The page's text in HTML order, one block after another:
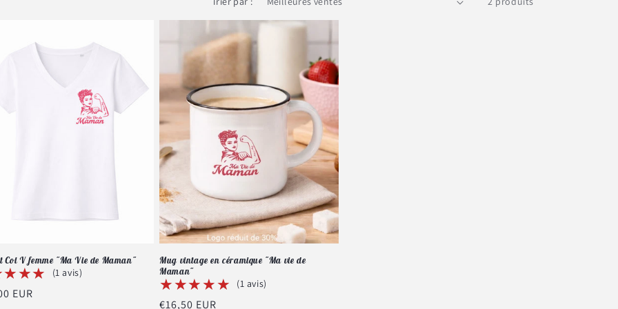
Col V femme "Ma Vie de Maman"
(1 avis)
EUR
Mug vintage en céramique "Ma vie de
Maman"
★★★★★
★★★★★ (1 avis)
Prix
€16,50 EUR